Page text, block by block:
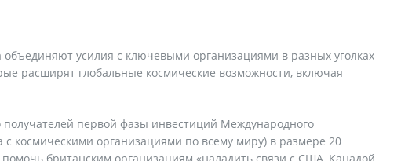
усилия с ключевыми организациями в разных уголках
расширят глобальные космические возможности, включая
первой фазы инвестиций Международного
с космическими организациями по всему миру) в размере 20